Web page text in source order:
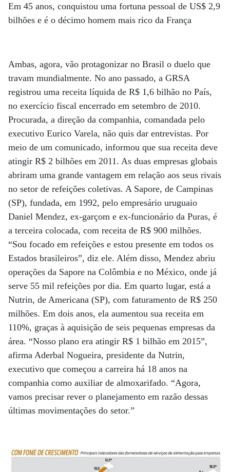
Em 45 anos, conquistou uma fortuna pessoal de US$ 2,9
bilhões e é o décimo homem mais rico da França
Ambas, agora, vão protagonizar no Brasil o duelo que
travam mundialmente. No ano passado, a GRSA
registrou uma receita líquida de R$ 1,6 bilhão no País,
no exercício fiscal encerrado em setembro de 2010.
Procurada, a direção da companhia, comandada pelo
executivo Eurico Varela, não quis dar entrevistas. Por
meio de um comunicado, informou que sua receita deve
atingir R$ 2 bilhões em 2011. As duas empresas globais
abriram uma grande vantagem em relação aos seus rivais
no setor de refeições coletivas. A Sapore, de Campinas
(SP), fundada, em 1992, pelo empresário uruguaio
Daniel Mendez, ex-garçom e ex-funcionário da Puras, é
a terceira colocada, com receita de R$ 900 milhões.
“Sou focado em refeições e estou presente em todos os
Estados brasileiros”, diz ele. Além disso, Mendez abriu
operações da Sapore na Colômbia e no México, onde já
serve 55 mil refeições por dia. Em quarto lugar, está a
Nutrin, de Americana (SP), com faturamento de R$ 250
milhões. Em dois anos, ela aumentou sua receita em
110%, graças à aquisição de seis pequenas empresas da
área. “Nosso plano era atingir R$ 1 bilhão em 2015”,
afirma Aderbal Nogueira, presidente da Nutrin,
executivo que começou a carreira há 18 anos na
companhia como auxiliar de almoxarifado. “Agora,
vamos precisar rever o planejamento em razão dessas
últimas movimentações do setor.”